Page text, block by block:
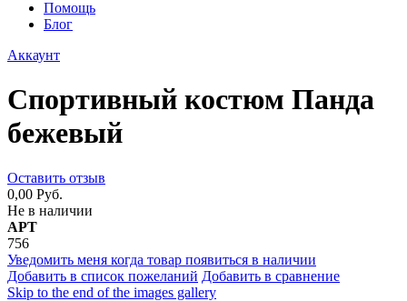
Помощь
Блог
Аккаунт
Спортивный костюм Панда
бежевый
Оставить отзыв
0,00 Руб.
Не в наличии
АРТ
756
Уведомить меня когда товар появиться в наличии
Добавить в список пожеланий Добавить в сравнение
Skip to the end of the images gallery